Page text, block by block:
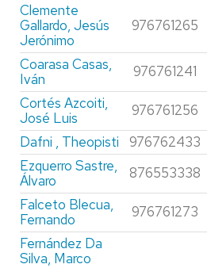
Clemente
Gallardo, Jesús
Jerónimo
976761265
Coarasa Casas,
Iván
976761241
Cortés Azcoiti,
José Luis
976761256
Dafni , Theopisti
976762433
Ezquerro Sastre,
Álvaro
876553338
Falceto Blecua,
Fernando
976761273
Fernández Da
Silva, Marco